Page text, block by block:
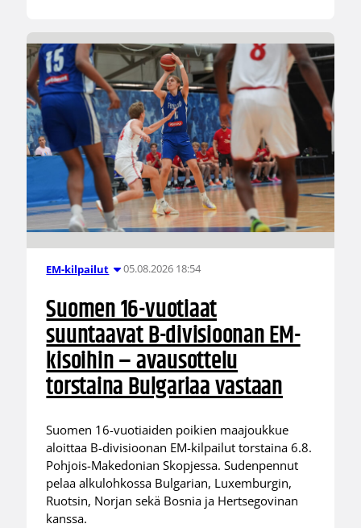
EM-kilpailut 05.08.2026 18:54
Suomen 16-vuotiaat
suuntaavat B-divisioonan EM-
kisoihin – avausottelu
torstaina Bulgariaa vastaan
Suomen 16-vuotiaiden poikien maajoukkue
aloittaa B-divisioonan EM-kilpailut torstaina 6.8.
Pohjois-Makedonian Skopjessa. Sudenpennut
pelaa alkulohkossa Bulgarian, Luxemburgin,
Ruotsin, Norjan sekä Bosnia ja Hertsegovinan
kanssa.